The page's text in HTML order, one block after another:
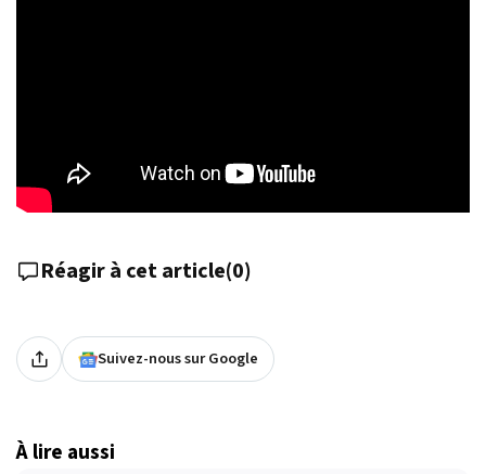
Réagir à cet article(0)
Suivez-nous sur Google
À lire aussi